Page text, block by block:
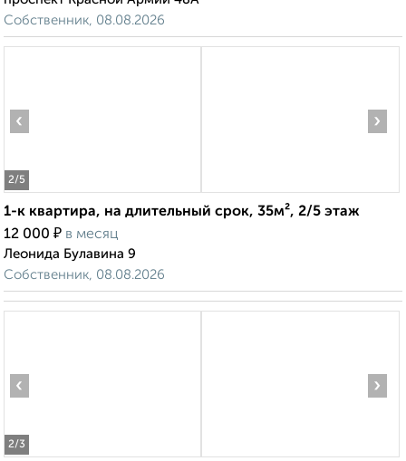
Собственник, 08.08.2026
2/5
‹ ›
1-к квартира, на длительный срок, 35м², 2/5 этаж
12 000 ₽ в месяц
Леонида Булавина 9
Собственник, 08.08.2026
2/3
‹ ›